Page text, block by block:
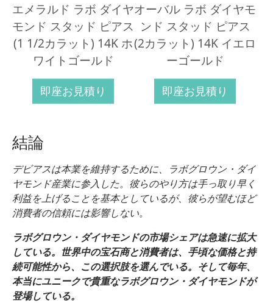
エメラルド ラボ ダイヤ
モンド スタッド ピアス
(1 1/2カラット) 14K ホ
ワイトゴールド
即座お見積り
オーバル ラボ ダイヤモ
ンド スタッド ピアス
(2カラット) 14K イエロ
ーゴールド
即座お見積り
結論
デビアスは本業を維持するために、ラボグロウン・ダイ
ヤモンド産業に参入した。彼らのやり方は手っ取り早く
利益を上げることを基本としているが、彼らが望むほど
消費者の信頼には影響しない。
ラボグロウン・ダイヤモンドの市場シェアは急速に拡大
している。世界中の宝石商と消費者は、手頃な価格と持
続可能性から、この選択肢を選んでいる。そして毎年、
本当にユニークで貴重なラボグロウン・ダイヤモンドが
登場している。